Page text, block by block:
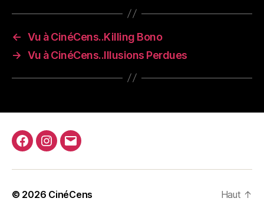
← Vu à CinéCens..Killing Bono
→ Vu à CinéCens..Illusions Perdues
Facebook
Instagram
E-
© 2026 CinéCens Haut ↑